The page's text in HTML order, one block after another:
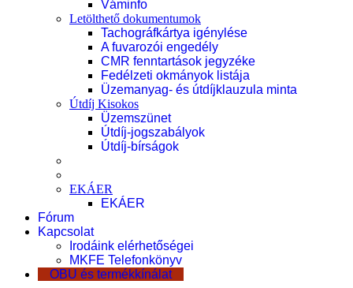
Váminfo
Letölthető dokumentumok
Tachográfkártya igénylése
A fuvarozói engedély
CMR fenntartások jegyzéke
Fedélzeti okmányok listája
Üzemanyag- és útdíjklauzula minta
Útdíj Kisokos
Üzemszünet
Útdíj-jogszabályok
Útdíj-bírságok
EKÁER
EKÁER
Fórum
Kapcsolat
Irodáink elérhetőségei
MKFE Telefonkönyv
OBU és termékkínálat